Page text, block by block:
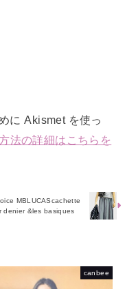
に Akismet を使っ
法の詳細はこちらを
MBLUCAScachette
denier &les basiques
canbee